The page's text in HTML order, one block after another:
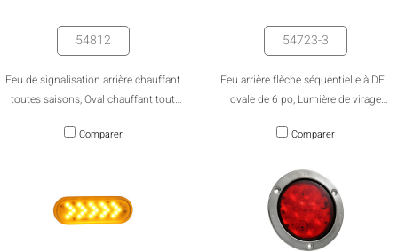
54812
Feu de signalisation arrière chauffant
toutes saisons, Oval chauffant tout
pour marche arrière
Comparer
54723-3
Feu arrière flèche séquentielle à DEL
ovale de 6 po, Lumière de virage
de 6", emballage en vrac
Comparer